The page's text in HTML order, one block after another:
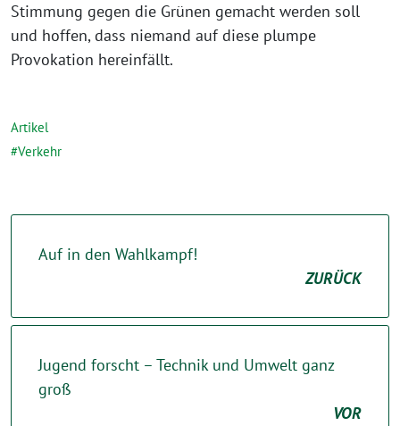
Stimmung gegen die Grünen gemacht werden soll
und hoffen, dass niemand auf diese plumpe
Provokation hereinfällt.
Artikel
Verkehr
Auf in den Wahlkampf!
ZURÜCK
Jugend forscht – Technik und Umwelt ganz
groß
VOR